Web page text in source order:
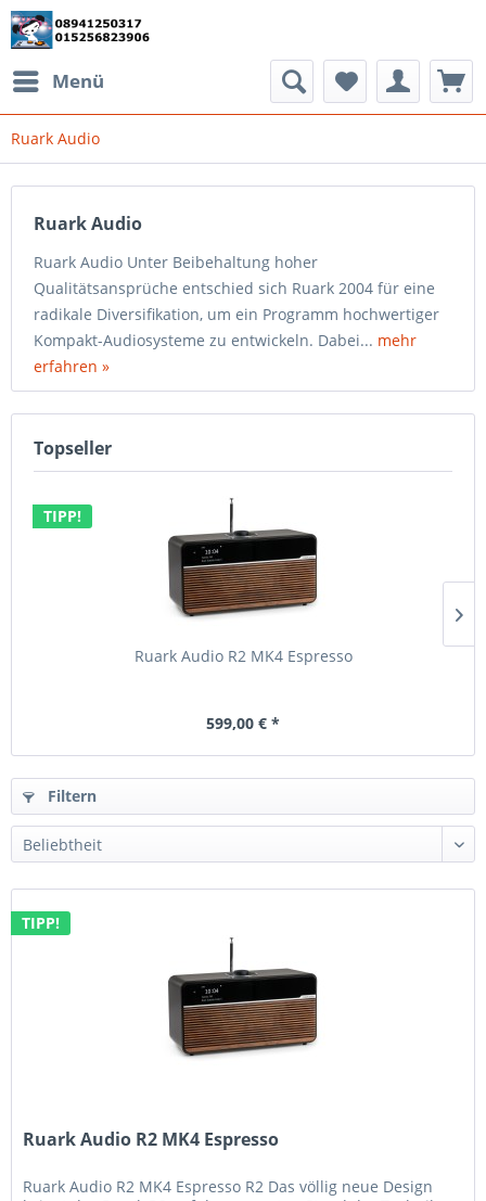
Menü
Ruark Audio
Ruark Audio
Ruark Audio Unter Beibehaltung hoher
Qualitätsansprüche entschied sich Ruark 2004 für eine
radikale Diversifikation, um ein Programm hochwertiger
Kompakt-Audiosysteme zu entwickeln. Dabei... mehr
erfahren »
Topseller
TIPP!
Ruark Audio R2 MK4 Espresso
599,00 € *
Filtern
TIPP!
Ruark Audio R2 MK4 Espresso
Ruark Audio R2 MK4 Espresso R2 Das völlig neue Design